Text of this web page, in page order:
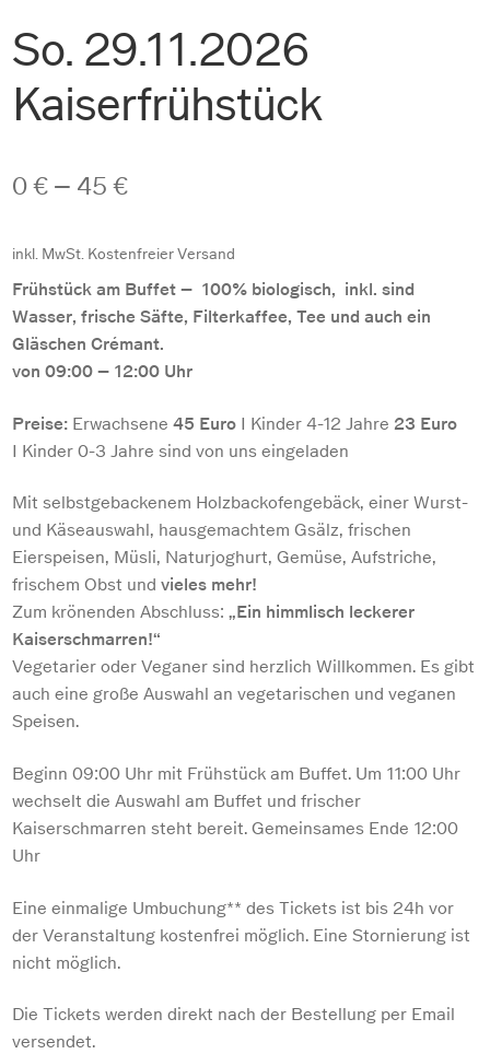
So. 29.11.2026
Kaiserfrühstück
0€ – 45€
inkl. MwSt. Kostenfreier Versand
Frühstück am Buffet – 100% biologisch, inkl. sind
Wasser, frische Säfte, Filterkaffee, Tee und auch ein
Gläschen Crémant.
von 09:00 – 12:00 Uhr
Preise: Erwachsene45 Euro I Kinder 4-12 Jahre 23 Euro
I Kinder 0-3 Jahre sind von uns eingeladen
Mit selbstgebackenem Holzbackofengebäck, einer Wurst-
und Käseauswahl, hausgemachtem Gsälz, frischen
Eierspeisen, Müsli, Naturjoghurt, Gemüse, Aufstriche,
frischem Obst undvieles mehr!
Zum krönenden Abschluss:„Ein himmlisch leckerer
Kaiserschmarren!“
Vegetarier oder Veganer sind herzlich Willkommen. Es gibt
auch eine große Auswahl an vegetarischen und veganen
Speisen.
Beginn 09:00 Uhr mit Frühstück am Buffet. Um 11:00 Uhr
wechselt die Auswahl am Buffet und frischer
Kaiserschmarren steht bereit. Gemeinsames Ende 12:00
Uhr
Eine einmalige Umbuchung** des Tickets ist bis 24h vor
der Veranstaltung kostenfrei möglich. Eine Stornierung ist
nicht möglich.
Die Tickets werden direkt nach der Bestellung per Email
versendet.